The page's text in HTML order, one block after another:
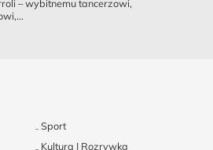
– wybitnemu tancerzowi,
Sport
Kultura | Rozrywka